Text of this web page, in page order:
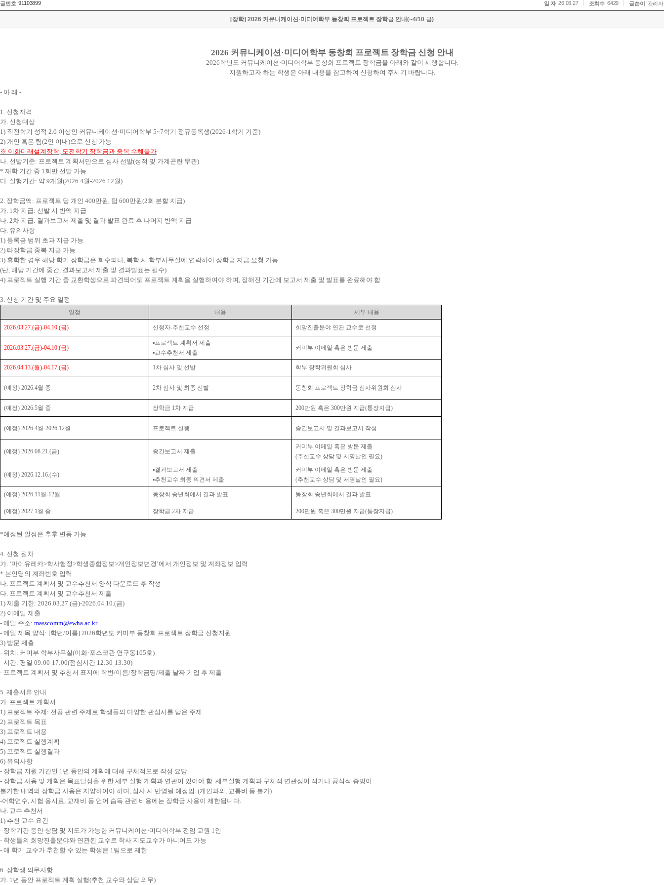
글번호 91103899 일 자 26.03.27 조회수 6429 글쓴이 관리자
[장학] 2026 커뮤니케이션·미디어학부 동창회 프로젝트 장학금 안내(~4/10 금)
2026 커뮤니케이션·미디어학부 동창회 프로젝트 장학금 신청 안내
2026학년도 커뮤니케이션 ·미디어학부 동창회 프로젝트 장학금을 아래와 같이 시행합니다.
지원하고자 하는 학생은 아래 내용을 참고하여 신청하여 주시기 바랍니다.
- 아 래 -
1. 신청자격
가. 신청대상
1) 직전학기 성적 2.0 이상인 커뮤니케이션 ·미디어학부 5~7학기 정규등록생(2026-1학기 기준)
2) 개인 혹은 팀(2인 이내)으로 신청 가능
※ 이화미래설계장학, 도전학기 장학금과 중복 수혜불가
나. 선발기준: 프로젝트 계획서만으로 심사 선발(성적 및 가계곤란 무관)
* 재학 기간 중 1회만 선발 가능
다. 실행기간: 약 9개월(2026.4월-2026.12월)
2. 장학금액 : 프로젝트 당 개인 400만원, 팀 600만원(2회 분할 지급)
가. 1차 지급: 선발 시 반액 지급
나. 2차 지급: 결과보고서 제출 및 결과 발표 완료 후 나머지 반액 지급
다. 유의사항
1) 등록금 범위 초과 지급 가능
2) 타장학금 중복 지급 가능
3) 휴학한 경우 해당 학기 장학금은 회수되나, 복학 시 학부사무실에 연락하여 장학금 지급 요청 가능
(단, 해당 기간에 중간, 결과보고서 제출 및 결과발표는 필수)
4) 프로젝트 실행 기간 중 교환학생으로 파견되어도 프로젝트 계획을 실행하여야 하며 , 정해진 기간에 보고서 제출 및 발표를 완료해야 함
3. 신청 기간 및 주요 일정
일정 내용 세부 내용
2026.03.27.(금)-04.10.(금) 신청자-추천교수 선정 희망진출분야 연관 교수로 선정
2026.03.27.(금)-04.10.(금)
▪프로젝트 계획서 제출
▪교수추천서 제출
커미부 이메일 혹은 방문 제출
2026.04.13.(월)-04.17.(금) 1차 심사 및 선발 학부 장학위원회 심사
(예정) 2026.4월 중 2차 심사 및 최종 선발 동창회 프로젝트 장학금 심사위원회 심사
(예정) 2026.5월 중 장학금 1차 지급 200만원 혹은 300만원 지급(통장지급)
(예정) 2026.4월-2026.12월 프로젝트 실행 중간보고서 및 결과보고서 작성
(예정) 2026.08.21.(금) 중간보고서 제출
커미부 이메일 혹은 방문 제출
(추천교수 상담 및 서명날인 필요)
(예정) 2026.12.16.(수)
▪결과보고서 제출
▪추천교수 최종 의견서 제출
커미부 이메일 혹은 방문 제출
(추천교수 상담 및 서명날인 필요)
(예정) 2026.11월-12월 동창회 송년회에서 결과 발표 동창회 송년회에서 결과 발표
(예정) 2027.1월 중 장학금 2차 지급 200만원 혹은 300만원 지급(통장지급)
*예정된 일정은 추후 변동 가능
4. 신청 절차
가. ‘마이유레카>학사행정>학생종합정보>개인정보변경 ’에서 개인정보 및 계좌정보 입력
* 본인명의 계좌번호 입력
나. 프로젝트 계획서 및 교수추천서 양식 다운로드 후 작성
다. 프로젝트 계획서 및 교수추천서 제출
1) 제출 기한: 2026.03.27.(금)-2026.04.10.(금)
2) 이메일 제출
- 메일 주소: masscomm@ewha.ac.kr
- 메일 제목 양식 : [학번/이름] 2026학년도 커미부 동창회 프로젝트 장학금 신청지원
3) 방문 제출
- 위치 : 커미부 학부사무실(이화·포스코관 연구동105호)
- 시간: 평일 09:00-17:00(점심시간 12:30-13:30)
- 프로젝트 계획서 및 추천서 표지에 학번/이름/장학금명/제출 날짜 기입 후 제출
5. 제출서류 안내
가. 프로젝트 계획서
1) 프로젝트 주제 : 전공 관련 주제로 학생들의 다양한 관심사를 담은 주제
2) 프로젝트 목표
3) 프로젝트 내용
4) 프로젝트 실행계획
5) 프로젝트 실행결과
6) 유의사항
- 장학금 지원 기간인 1년 동안의 계획에 대해 구체적으로 작성 요망
- 장학금 사용 및 계획은 목표달성을 위한 세부 실행 계획과 연관이 있어야 함. 세부실행 계획과 구체적 연관성이 적거나 공식적 증빙이
불가한 내역의 장학금 사용은 지양하여야 하며 , 심사 시 반영될 예정임 . (개인과외 , 교통비 등 불가)
-어학연수, 시험 응시료, 교재비 등 언어 습득 관련 비용에는 장학금 사용이 제한됩니다.
나. 교수 추천서
1) 추천 교수 요건
- 장학기간 동안 상담 및 지도가 가능한 커뮤니케이션 ·미디어학부 전임 교원 1인
- 학생들의 희망진출분야와 연관된 교수로 학사 지도교수가 아니어도 가능
- 매 학기 교수가 추천할 수 있는 학생은 1팀으로 제한
6. 장학생 의무사항
가. 1년 동안 프로젝트 계획 실행(추천 교수와 상담 의무)